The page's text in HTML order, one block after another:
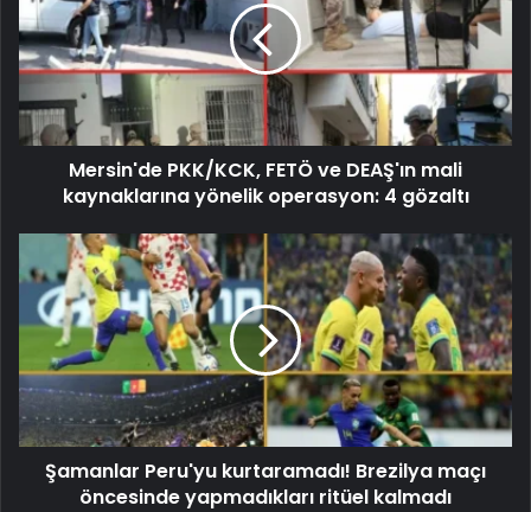
Mersin'de PKK/KCK, FETÖ ve DEAŞ'ın mali
kaynaklarına yönelik operasyon: 4 gözaltı
Şamanlar Peru'yu kurtaramadı! Brezilya maçı
öncesinde yapmadıkları ritüel kalmadı